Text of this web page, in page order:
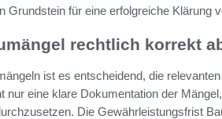
Grundstein für eine erfolgreiche Klärung
rechtlich korrekt
ist es entscheidend, die
nur eine klare Dokumentation der
Die Gewährleistungsfrist